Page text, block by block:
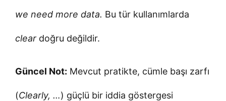
we need more data. Bu tür kullanımlarda
clear doğru değildir.
Güncel Not: Mevcut pratikte, cümle başı zarfı
(Clearly, …) güçlü bir iddia göstergesi